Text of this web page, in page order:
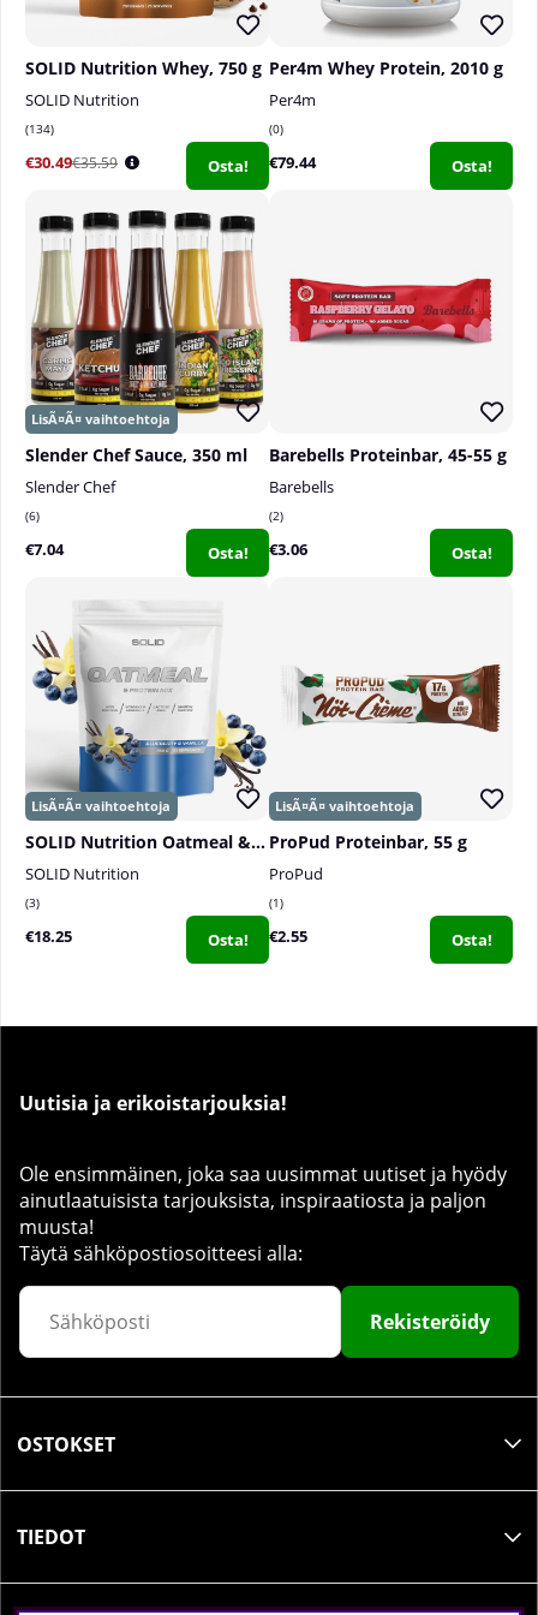
SOLID Nutrition Whey, 750 g
SOLID Nutrition
134
€30.49€35.59 Osta!
Per4m Whey Protein, 2010 g
Per4m
0
€79.44 Osta!
Slender Chef Sauce, 350 ml
Slender Chef
6
€7.04 Osta!
Barebells Proteinbar, 45-55 g
Barebells
2
€3.06 Osta!
SOLID Nutrition Oatmeal & Protein Mix, 750 g
SOLID Nutrition
3
€18.25 Osta!
ProPud Proteinbar, 55 g
ProPud
1
€2.55 Osta!
Uutisia ja erikoistarjouksia!
Ole ensimmäinen, joka saa uusimmat uutiset ja hyödy
ainutlaatuisista tarjouksista, inspiraatiosta ja paljon
muusta!
Täytä sähköpostiosoitteesi alla:
Rekisteröidy
OSTOKSET
TIEDOT